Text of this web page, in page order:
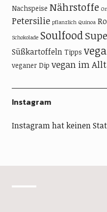
Nachspeise Nährstoffe
Petersilie pflanzlich Quinoa
Schokolade Soulfood
Süßkartoffeln Tipps
veganer Dip vegan im
Instagram
Instagram hat keinen